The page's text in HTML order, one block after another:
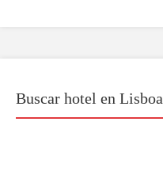
Buscar hotel en Lisboa